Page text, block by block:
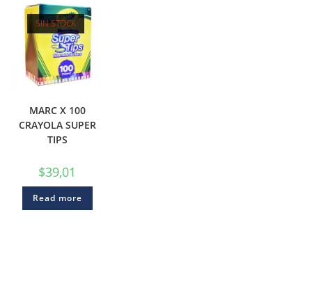
SIN STOCK
MARC X 100
CRAYOLA SUPER
TIPS
$39,01
Read more